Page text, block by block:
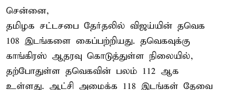
சென்னை,
தமிழக சட்டசபை தேர்தலில் விஜய்யின் தவெக
108 இடங்களை கைப்பற்றியது. தவெகவுக்கு
காங்கிரஸ் ஆதரவு கொடுத்துள்ள நிலையில்,
தற்போதுள்ள தவெகவின் பலம் 112 ஆக
உள்ளது. ஆட்சி அமைக்க 118 இடங்கள் தேவை